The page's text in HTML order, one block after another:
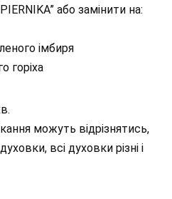
або замінити на:
імбиря
горіха
можуть відрізнятись,
всі духовки різні і